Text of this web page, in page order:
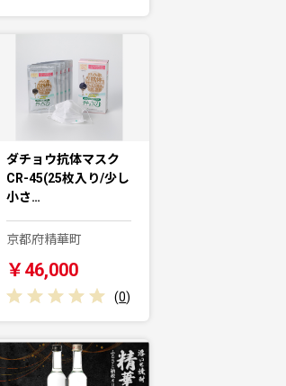
ダチョウ抗体マスク
CR-45(25枚入り/少し
小さ…
京都府精華町
￥46,000
(0)